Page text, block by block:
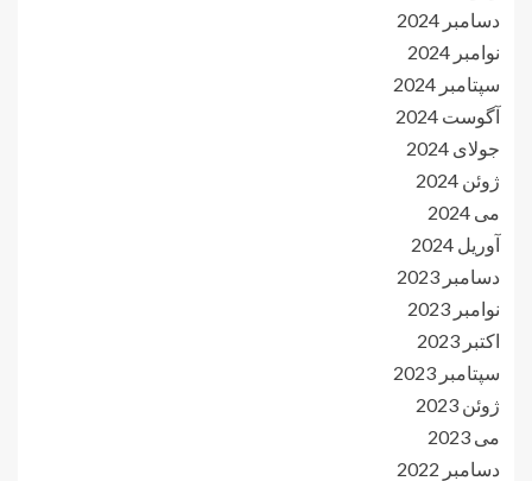
دسامبر 2024
نوامبر 2024
سپتامبر 2024
آگوست 2024
جولای 2024
ژوئن 2024
می 2024
آوریل 2024
دسامبر 2023
نوامبر 2023
اکتبر 2023
سپتامبر 2023
ژوئن 2023
می 2023
دسامبر 2022